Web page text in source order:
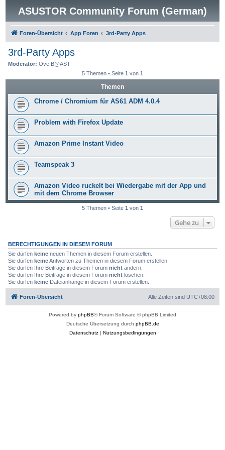
ASUSTOR Community Forum (German)
Foren-Übersicht App Foren 3rd-Party Apps
3rd-Party Apps
Moderator: Ove.B@AST
5 Themen • Seite 1 von 1
Themen
Chrome / Chromium für AS61 ADM 4.0.4
Problem with Firefox Update
Amazon Prime Instant Video
Teamspeak 3
Amazon Video ruckelt bei Wiedergabe mit der App und
mit dem Chrome Browser
5 Themen • Seite 1 von 1
Gehe zu
BERECHTIGUNGEN IN DIESEM FORUM
Sie dürfen keineneuen Themen in diesem Forum erstellen.
Sie dürfen keineAntworten zu Themen in diesem Forum erstellen.
Sie dürfen Ihre Beiträge in diesem Forum nichtändern.
Sie dürfen Ihre Beiträge in diesem Forum nichtlöschen.
Sie dürfen keineDateianhänge in diesem Forum erstellen.
Foren-Übersicht Alle Zeiten sind UTC+08:00
Powered by phpBB® Forum Software © phpBB Limited
Deutsche Übersetzung durch phpBB.de
Datenschutz| Nutzungsbedingungen